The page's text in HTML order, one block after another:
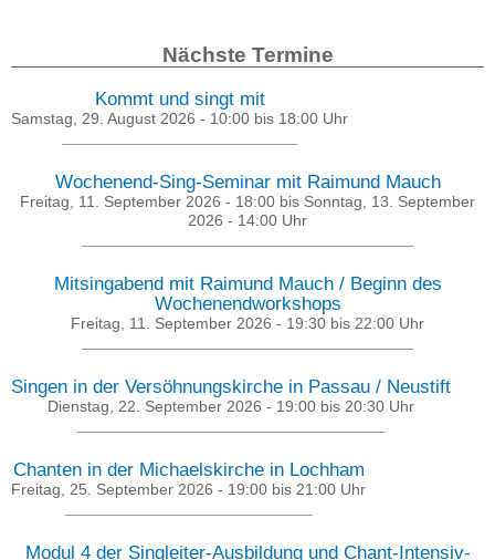
Nächste Termine
Kommt und singt mit
Samstag, 29. August 2026 - 10:00 bis 18:00 Uhr
Wochenend-Sing-Seminar mit Raimund Mauch
Freitag, 11. September 2026 - 18:00 bis Sonntag, 13. September
2026 - 14:00 Uhr
Mitsingabend mit Raimund Mauch / Beginn des
Wochenendworkshops
Freitag, 11. September 2026 - 19:30 bis 22:00 Uhr
Singen in der Versöhnungskirche in Passau / Neustift
Dienstag, 22. September 2026 - 19:00 bis 20:30 Uhr
Chanten in der Michaelskirche in Lochham
Freitag, 25. September 2026 - 19:00 bis 21:00 Uhr
Modul 4 der Singleiter-Ausbildung und Chant-Intensiv-